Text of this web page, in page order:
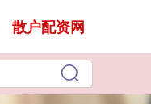
散户配资网